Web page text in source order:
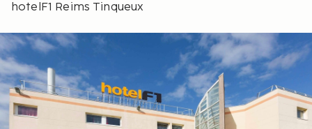
hotelF1 Reims Tinqueux